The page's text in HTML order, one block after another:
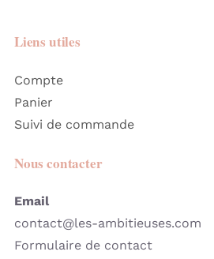
Liens utiles
Compte
Panier
Suivi de commande
Nous contacter
Email
contact@les-ambitieuses.com
Formulaire de contact